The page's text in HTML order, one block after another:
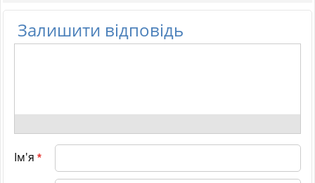
Залишити відповідь
Ім'я *